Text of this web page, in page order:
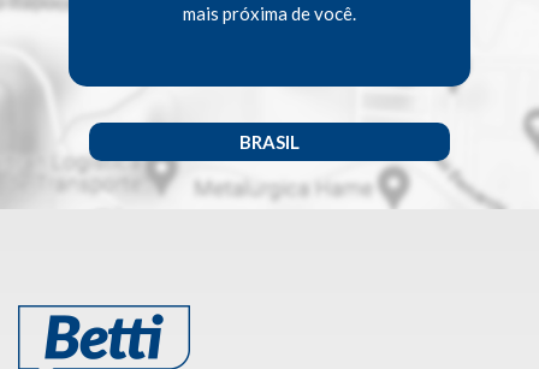
mais próxima de você.
BRASIL